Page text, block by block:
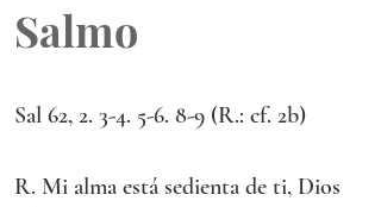
Salmo
Sal 62, 2. 3-4. 5-6. 8-9 (R.: cf. 2b)
R. Mi alma está sedienta de ti, Dios